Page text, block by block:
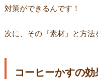
対策ができるんです！
次に、その『素材』と方法
コーヒーかすの